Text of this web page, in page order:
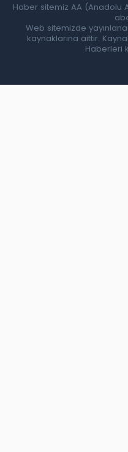
Haber sitemiz AA (Anadolu
Web sitemizde
kaynaklarına aittir.
Haberleri